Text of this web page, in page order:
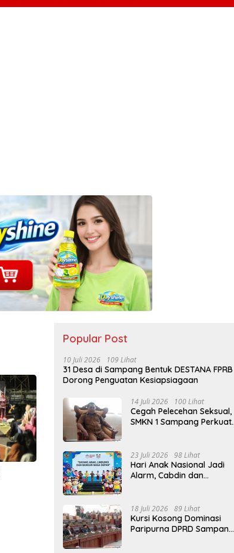
Popular Post
10 Juli 2026 109 Lihat
31 Desa di Sampang Bentuk DESTANA FPRB
Dorong Penguatan Kesiapsiagaan
14 Juli 2026 100 Lihat
Cegah Pelecehan Seksual,
SMKN 1 Sampang Perkuat
23 Juli 2026 98 Lihat
Hari Anak Nasional Jadi
Alarm, Cabdin dan
Kekerasan Seksual Anak
18 Juli 2026 89 Lihat
Kursi Kosong Dominasi
Paripurna DPRD Sampang,